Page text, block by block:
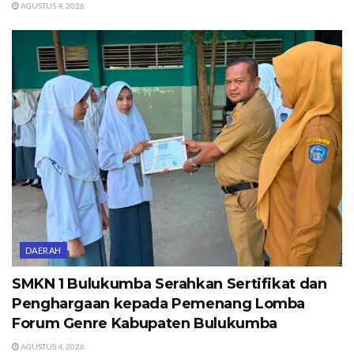
AGUSTUS 4, 2026
DAERAH
SMKN 1 Bulukumba Serahkan Sertifikat dan
Penghargaan kepada Pemenang Lomba
Forum Genre Kabupaten Bulukumba
AGUSTUS 4, 2026